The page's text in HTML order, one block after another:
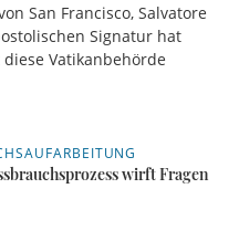
San Francisco, Salvatore
Signatur hat
Vatikanbehörde
wirft Fragen